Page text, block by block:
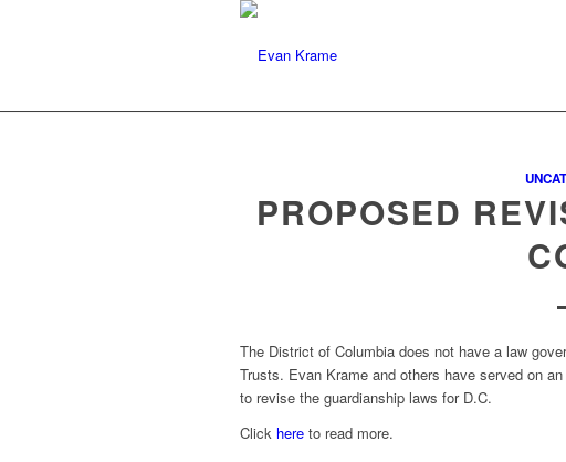
Specializing In Trust
PROPOSED
The District of Columbia does not have a law
Trusts. Evan Krame and others have served on
to revise the guardianship laws for D.C.
Click here to read more.